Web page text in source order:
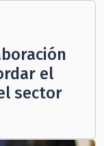
el
sector